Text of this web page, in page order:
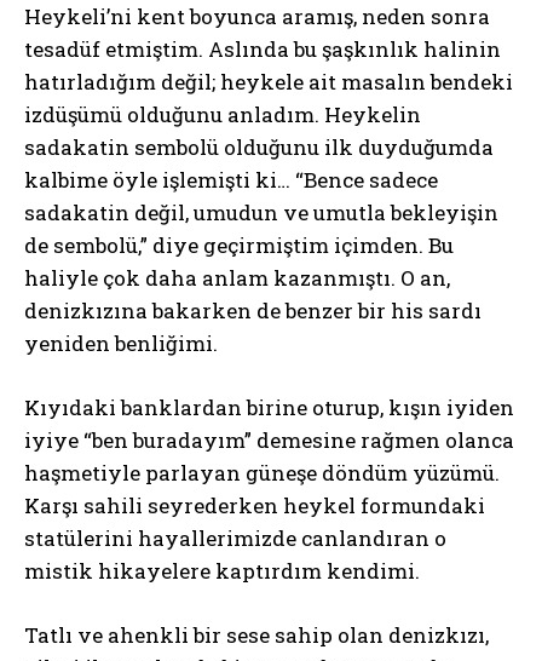
Heykeli’ni kent boyunca aramış, neden sonra
tesadüf etmiştim. Aslında bu şaşkınlık halinin
hatırladığım değil; heykele ait masalın bendeki
izdüşümü olduğunu anladım. Heykelin
sadakatin sembolü olduğunu ilk duyduğumda
kalbime öyle işlemişti ki… “Bence sadece
sadakatin değil, umudun ve umutla bekleyişin
de sembolü,” diye geçirmiştim içimden. Bu
haliyle çok daha anlam kazanmıştı. O an,
denizkızına bakarken de benzer bir his sardı
yeniden benliğimi.
Kıyıdaki banklardan birine oturup, kışın iyiden
iyiye “ben buradayım” demesine rağmen olanca
haşmetiyle parlayan güneşe döndüm yüzümü.
Karşı sahili seyrederken heykel formundaki
statülerini hayallerimizde canlandıran o
mistik hikayelere kaptırdım kendimi.
Tatlı ve ahenkli bir sese sahip olan denizkızı,